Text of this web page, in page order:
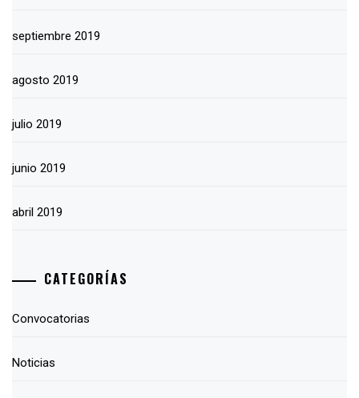
septiembre 2019
agosto 2019
julio 2019
junio 2019
abril 2019
CATEGORÍAS
Convocatorias
Noticias